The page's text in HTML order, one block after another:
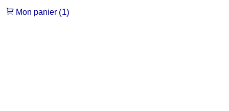
Mon panier (1)